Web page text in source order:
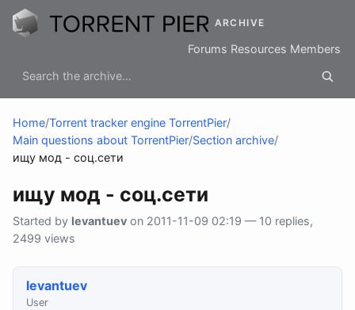
ARCHIVE
Forums Resources Members
Home/Torrent tracker engine TorrentPier/
Main questions about TorrentPier/Section archive/
ищу мод - соц.сети
ищу мод - соц.сети
Started by levantuev on 2011-11-09 02:19 — 10 replies,
2499 views
levantuev
User